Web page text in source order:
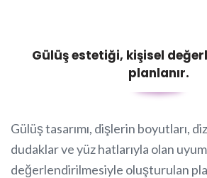
Gülüş estetiği, kişisel
planlanır.
Gülüş tasarımı, dişlerin boyutları,
dudaklar ve yüz hatlarıyla olan
değerlendirilmesiyle oluşturulan